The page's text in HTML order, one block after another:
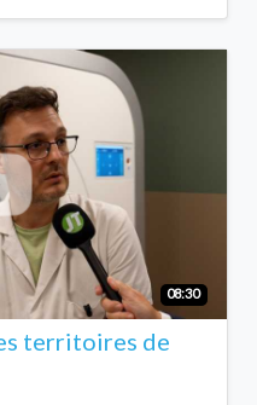
08:30
territoires de